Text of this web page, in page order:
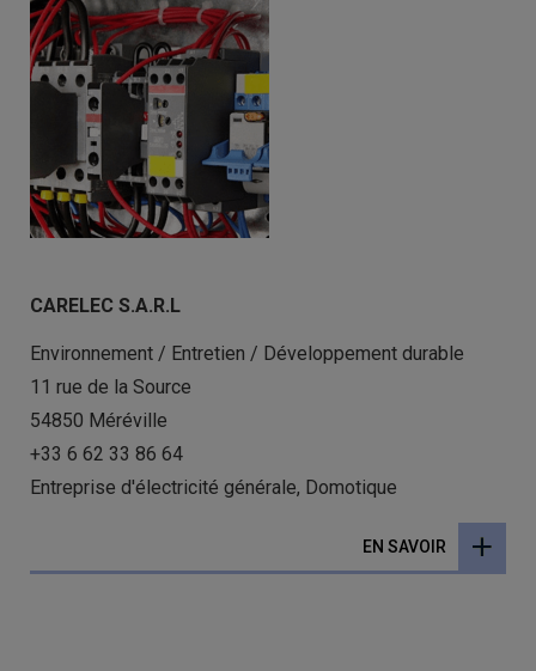
CARELEC S.A.R.L
Environnement / Entretien / Développement durable
11 rue de la Source
54850 Méréville
+33 6 62 33 86 64
Entreprise d'électricité générale, Domotique
EN SAVOIR